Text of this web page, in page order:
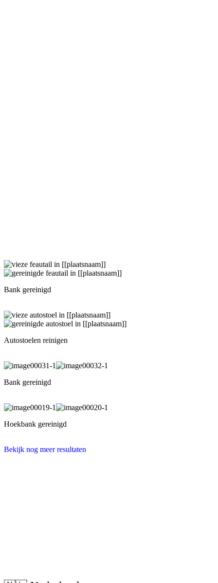
Bank gereinigd
Autostoelen reinigen
Bank gereinigd
Hoekbank gereinigd
Bekijk nog meer resultaten